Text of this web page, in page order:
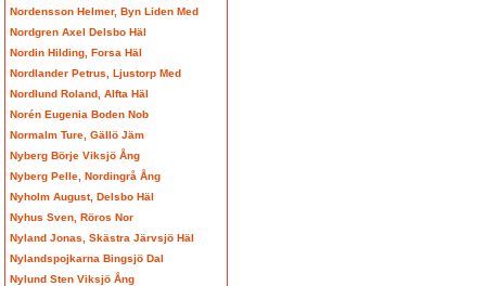
Nordensson Helmer, Byn Liden Med
Nordgren Axel Delsbo Häl
Nordin Hilding, Forsa Häl
Nordlander Petrus, Ljustorp Med
Nordlund Roland, Alfta Häl
Norén Eugenia Boden Nob
Normalm Ture, Gällö Jäm
Nyberg Börje Viksjö Ång
Nyberg Pelle, Nordingrå Ång
Nyholm August, Delsbo Häl
Nyhus Sven, Röros Nor
Nyland Jonas, Skästra Järvsjö Häl
Nylandspojkarna Bingsjö Dal
Nylund Sten Viksjö Ång